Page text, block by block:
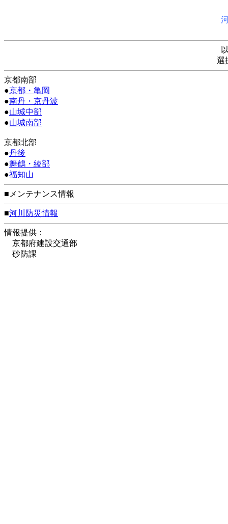
選
京都南部
●京都・亀岡
●南丹・京丹波
●山城中部
●山城南部
京都北部
●丹後
●舞鶴・綾部
●福知山
■メンテナンス情報
■河川防災情報
情報提供：
京都府建設交通部
砂防課